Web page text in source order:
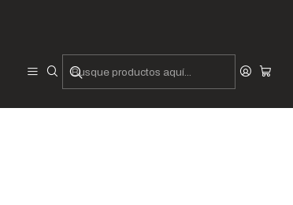
y Funcionalidad"